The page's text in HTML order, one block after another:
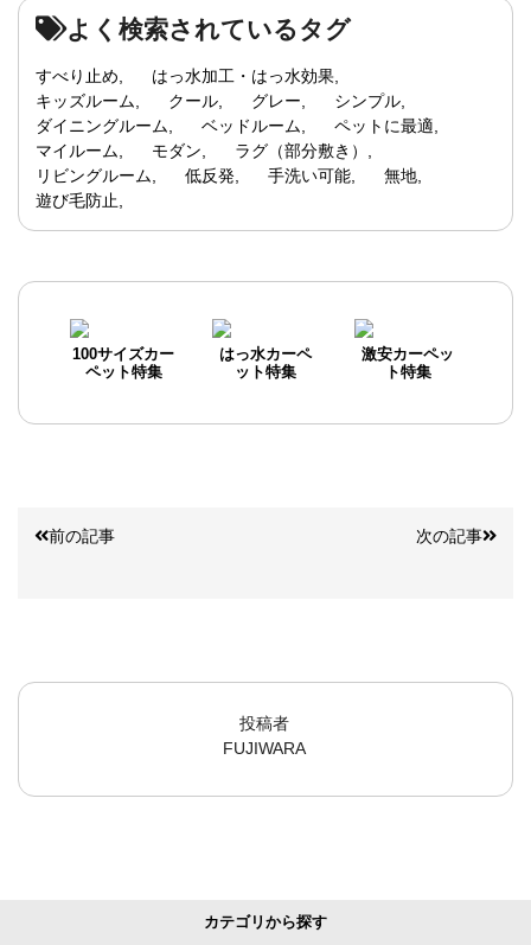
よく検索されているタグ
すべり止め
はっ水加工・はっ水効果
キッズルーム
クール グレー
シンプル
ダイニングルーム
ベッドルーム
ペットに最適
マイルーム
モダン
ラグ（部分敷き）
リビングルーム
低反発 手洗い可能
無地
遊び毛防止
100サイズカー
ペット特集
はっ水カーペ
ット特集
激安カーペッ
ト特集
前の記事 次の記事
投稿者
FUJIWARA
カテゴリから探す